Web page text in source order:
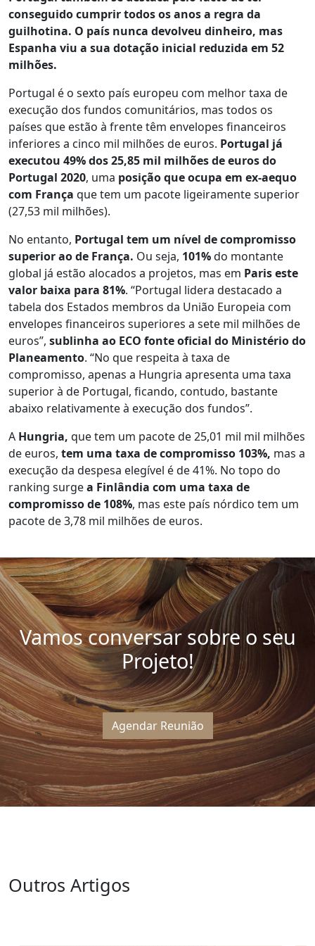
conseguido cumprir todos os anos a regra da
guilhotina. O país nunca devolveu dinheiro, mas
Espanha viu a sua dotação inicial reduzida em 52
milhões.
Portugal é o sexto país europeu com melhor taxa de
execução dos fundos comunitários, mas todos os
países que estão à frente têm envelopes financeiros
inferiores a cinco mil milhões de euros. Portugal já
executou 49% dos 25,85 mil milhões de euros do
Portugal 2020, uma posição que ocupa em ex-aequo
com França que tem um pacote ligeiramente superior
(27,53 mil milhões).
No entanto, Portugal tem um nível de compromisso
superior ao de França. Ou seja, 101%do montante
global já estão alocados a projetos, mas em Paris este
valor baixa para 81%. “Portugal lidera destacado a
tabela dos Estados membros da União Europeia com
envelopes financeiros superiores a sete mil milhões de
euros”, sublinha ao ECO fonte oficial do Ministério do
Planeamento. “No que respeita à taxa de
compromisso, apenas a Hungria apresenta uma taxa
superior à de Portugal, ficando, contudo, bastante
abaixo relativamente à execução dos fundos”.
A Hungria, que tem um pacote de 25,01 mil mil milhões
de euros, tem uma taxa de compromisso 103%, mas a
execução da despesa elegível é de 41%. No topo do
ranking surgea Finlândia com uma taxa de
compromisso de 108%, mas este país nórdico tem um
pacote de 3,78 mil milhões de euros.
Vamos conversar sobre o seu
Projeto!
Agendar Reunião
Outros Artigos